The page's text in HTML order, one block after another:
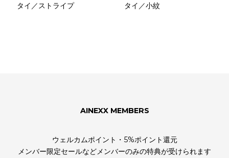
タイ／ストライプ
タイ／小紋
AINEXX MEMBERS
ウェルカムポイント・5%ポイント還元
メンバー限定セールなどメンバーのみの特典が受けられます